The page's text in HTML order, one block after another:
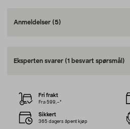
Anmeldelser (5)
Eksperten svarer (1 besvart spørsmål)
Fri frakt
Fra 599,–*
Sikkert
365 dagers åpent kjøp